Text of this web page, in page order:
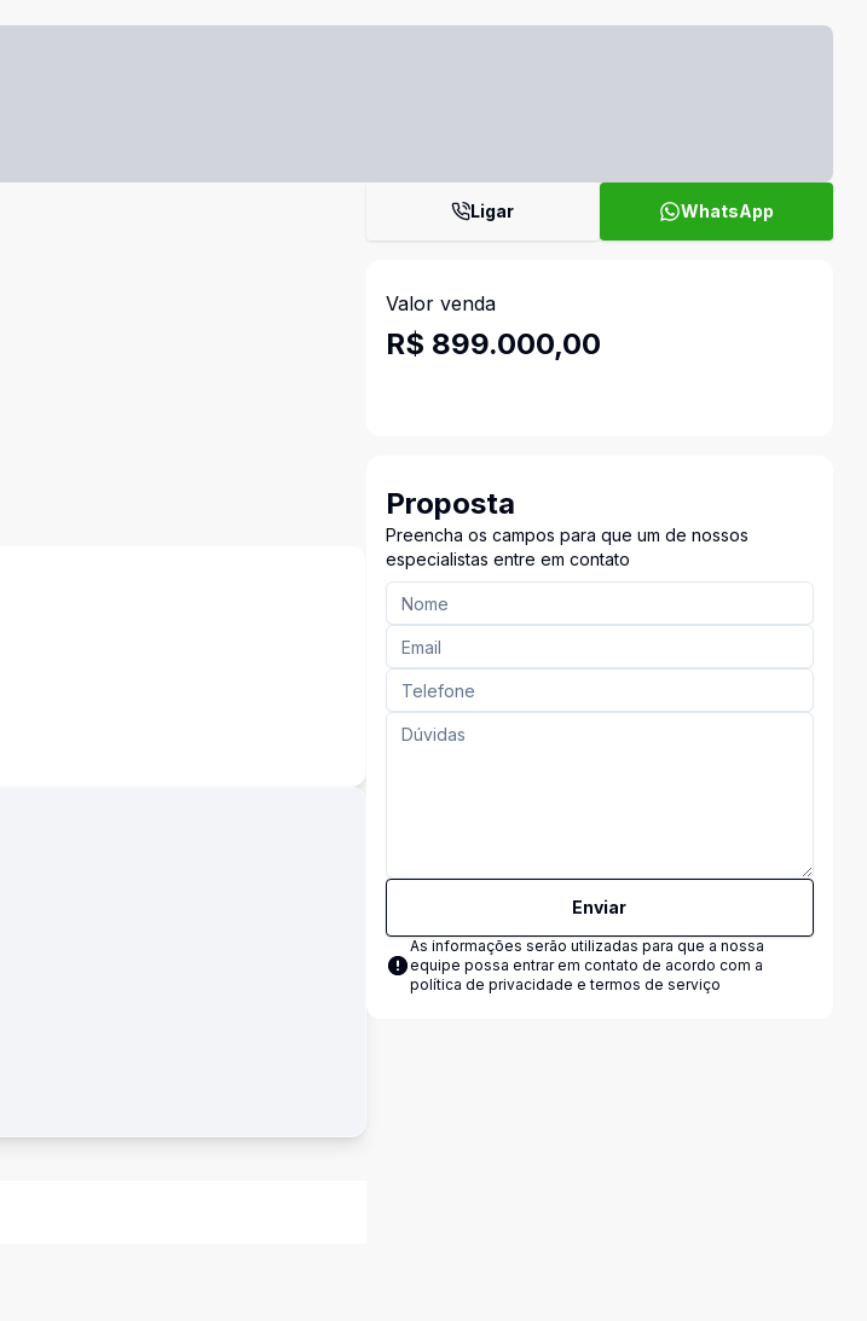
Ligar WhatsApp
Valor venda
R$ 899.000,00
Proposta
Preencha os campos para que um de nossos
especialistas entre em contato
Enviar
As informações serão utilizadas para que a nossa
equipe possa entrar em contato de acordo com a
política de privacidade e termos de serviço